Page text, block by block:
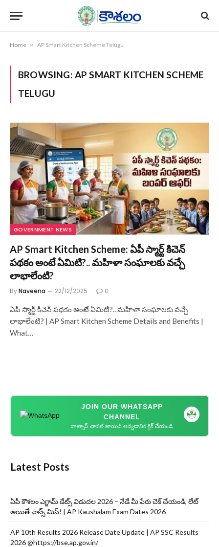
Home » AP Smart Kitchen Scheme Telugu
BROWSING: AP SMART KITCHEN SCHEME
TELUGU
GOVERNMENT NEWS
AP Smart Kitchen Scheme: ఏపీ స్మార్ట్ కిచెన్
పథకం అంటే ఏమిటి?.. మహిళా సంఘాలకు వచ్చే
లాభాలేంటి?
ByNaveena 22/12/2025 0
ఏపీ స్మార్ట్ కిచెన్ పథకం అంటే ఏమిటి?.. మహిళా సంఘాలకు వచ్చే
లాభాలేంటి? | AP Smart Kitchen Scheme Details and Benefits |
What…
JOIN OUR WHATSAPP
CHANNEL
వాట్సాప్ ఛానల్ జాయిన్ అవ్వడానికి క్లిక్ చేయండి
Latest Posts
ఏపీ కౌశలం ఎగ్జామ్ డేట్స్ విడుదల 2026 – నేడే మీ పేరు చెక్ చేయండి, లేట్
అయితే ఛాన్స్ మిస్! | AP Kaushalam Exam Dates 2026
AP 10th Results 2026 Release Date Update | AP SSC Results
2026 @https://bse.ap.gov.in/